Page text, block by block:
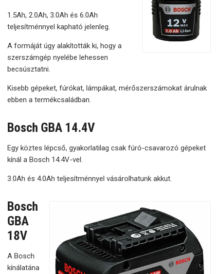
1.5Ah, 2.0Ah, 3.0Ah és 6.0Ah
teljesítménnyel kapható jelenleg.
A formáját úgy alakították ki, hogy a
szerszámgép nyelébe lehessen
becsúsztatni.
Kisebb gépeket, fúrókat, lámpákat, mérőszerszámokat árulnak
ebben a termékcsaládban.
Bosch GBA 14.4V
Egy köztes lépcső, gyakorlatilag csak fúró-csavarozó gépeket
kínál a Bosch 14.4V-vel.
3.0Ah és 4.0Ah teljesítménnyel vásárolhatunk akkut.
Bosch
GBA
18V
A Bosch
kínálatána